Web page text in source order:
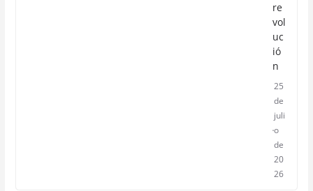
re
vol
uc
ió
n
25
de
juli
o
de
20
26